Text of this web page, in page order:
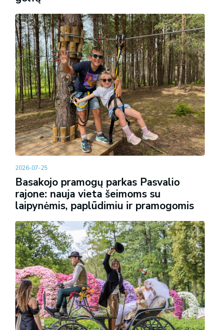
2026-07-25
Basakojo pramogų parkas Pasvalio
rajone: nauja vieta šeimoms su
laipynėmis, paplūdimiu ir pramogomis